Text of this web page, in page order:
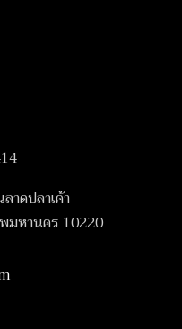
าดปลาเค้า
พมหานคร 10220